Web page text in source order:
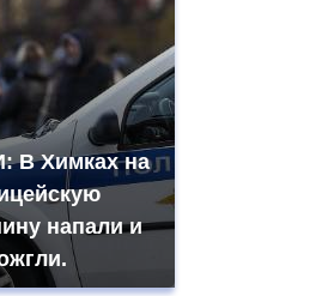
В Химках на
напали и